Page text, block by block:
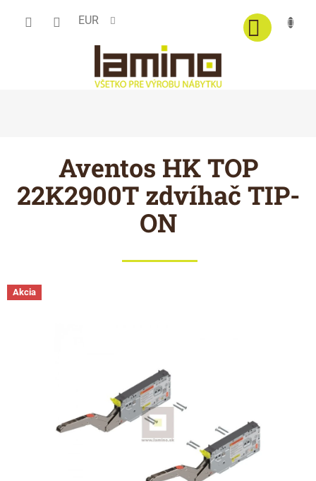
EUR
Aventos HK TOP
22K2900T zdvíhač TIP-
ON
Akcia